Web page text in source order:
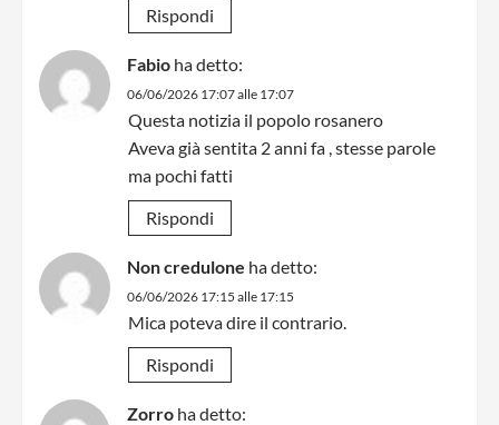
Rispondi
Fabio ha detto:
06/06/2026 17:07 alle 17:07
Questa notizia il popolo rosanero
Aveva già sentita 2 anni fa , stesse parole
ma pochi fatti
Rispondi
Non credulone ha detto:
06/06/2026 17:15 alle 17:15
Mica poteva dire il contrario.
Rispondi
Zorro ha detto: